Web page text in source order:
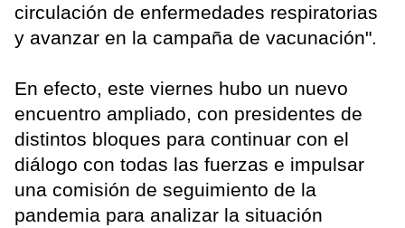
circulación de enfermedades respiratorias
y avanzar en la campaña de vacunación".
En efecto, este viernes hubo un nuevo
encuentro ampliado, con presidentes de
distintos bloques para continuar con el
diálogo con todas las fuerzas e impulsar
una comisión de seguimiento de la
pandemia para analizar la situación